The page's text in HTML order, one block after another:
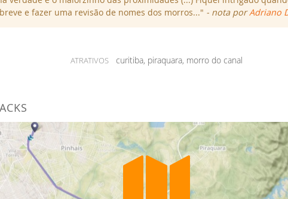
e fazer uma revisão de nomes dos morros..." - nota porAdriano
ATRATIVOS curitiba, piraquara, morro do canal